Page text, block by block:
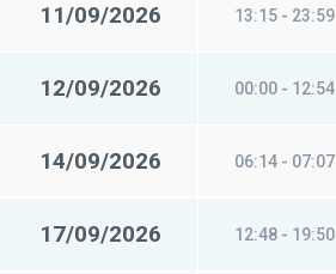
11/09/2026 13:15 - 23:59
12/09/2026 00:00 - 12:54
14/09/2026 06:14 - 07:07
17/09/2026 12:48 - 19:50